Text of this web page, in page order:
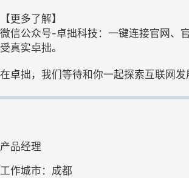
【更多了解】
微信公众号-卓拙科技：一键连接官网、
受真实卓拙。
在卓拙，我们等待和你一起探索互联网发
产品经理
工作城市：成都